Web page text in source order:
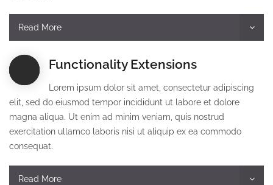
Read More
Functionality Extensions
Lorem ipsum dolor sit amet, consectetur adipiscing
elit, sed do eiusmod tempor incididunt ut labore et dolore
magna aliqua. Ut enim ad minim veniam, quis nostrud
exercitation ullamco laboris nisi ut aliquip ex ea commodo
consequat.
Read More